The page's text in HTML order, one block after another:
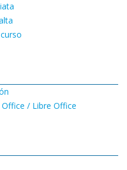
/ Libre Office